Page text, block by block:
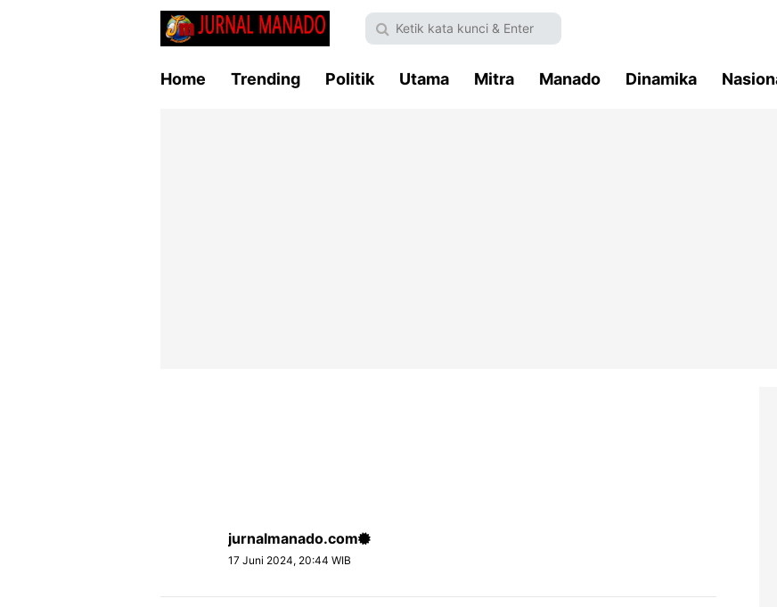
Home Trending Politik Utama Mitra Manado Dinamika
jurnalmanado.com
17 Juni 2024, 20:44 WIB